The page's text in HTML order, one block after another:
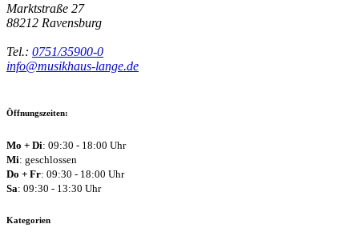
Marktstraße 27
88212 Ravensburg
Tel.: 0751/35900-0
info@musikhaus-lange.de
Öffnungszeiten:
Mo + Di: 09:30 - 18:00 Uhr
Mi: geschlossen
Do + Fr: 09:30 - 18:00 Uhr
Sa: 09:30 - 13:30 Uhr
Kategorien